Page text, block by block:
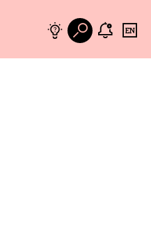
Бизнес
Помощник